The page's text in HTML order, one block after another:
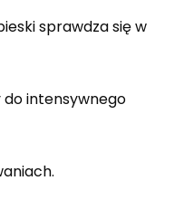
sprawdza się w
intensywnego